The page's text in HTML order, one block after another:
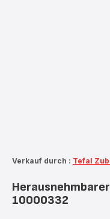
Verkauf durch : Tefal
10000332